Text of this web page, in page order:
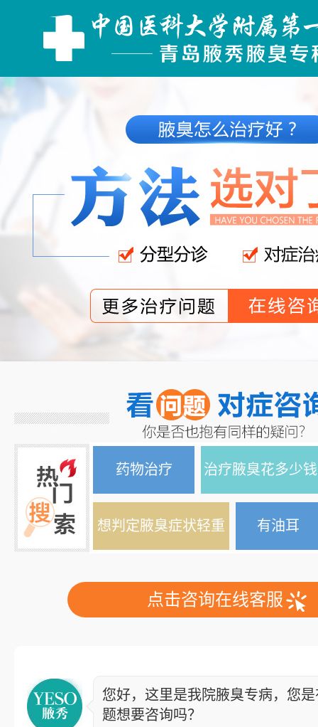
药物治疗 治疗腋臭花多少钱
想判定腋臭症状轻重 有油耳
点击咨询在线客服
您好，这里是我院腋臭专病，您
题想要咨询吗？